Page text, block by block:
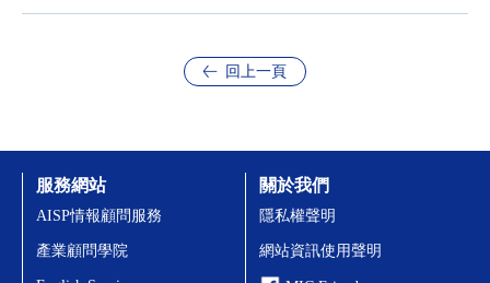
回上一頁
服務網站
AISP情報顧問服務
產業顧問學院
關於我們
隱私權聲明
網站資訊使用聲明